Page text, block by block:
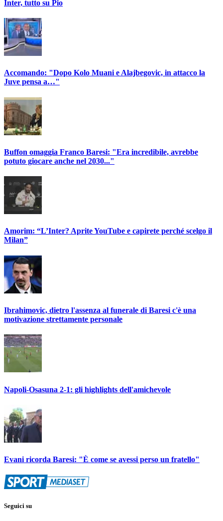
Inter, tutto su Pio
Accomando: "Dopo Kolo Muani e Alajbegovic, in attacco la
Juve pensa a…"
Buffon omaggia Franco Baresi: "Era incredibile, avrebbe
potuto giocare anche nel 2030..."
Amorim: “L’Inter? Aprite YouTube e capirete perché scelgo il
Milan”
Ibrahimovic, dietro l'assenza al funerale di Baresi c'è una
motivazione strettamente personale
Napoli-Osasuna 2-1: gli highlights dell'amichevole
Evani ricorda Baresi: "È come se avessi perso un fratello"
Seguici su